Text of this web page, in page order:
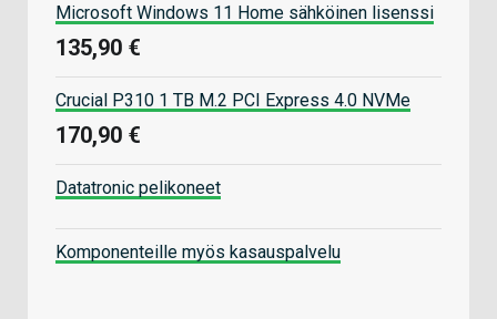
Microsoft Windows 11 Home sähköinen lisenssi
135,90 €
Crucial P310 1 TB M.2 PCI Express 4.0 NVMe
170,90 €
Datatronic pelikoneet
Komponenteille myös kasauspalvelu